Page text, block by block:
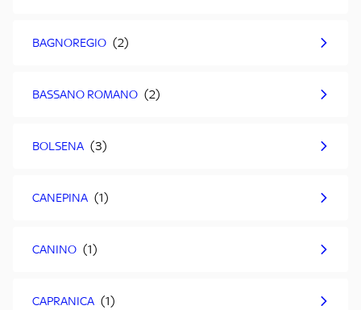
BAGNOREGIO
BASSANO ROMANO
BOLSENA
CANEPINA
CANINO
CAPRANICA